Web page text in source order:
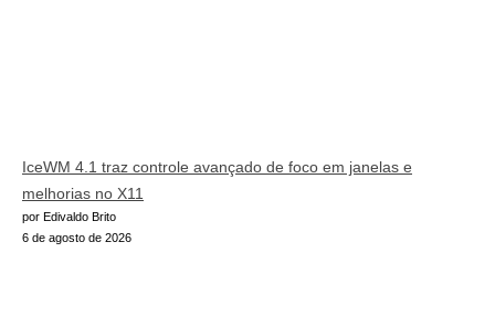
IceWM 4.1 traz controle avançado de foco em janelas e
melhorias no X11
por Edivaldo Brito
6 de agosto de 2026